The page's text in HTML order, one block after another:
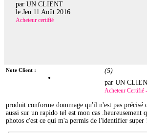
par UN CLIENT
le Jeu 11 Août 2016
Acheteur certifié
Note Client : (5)
par UN
Acheteur Certifié
produit conforme dommage qu'il n'est pas précisé
aussi sur un rapido tel est mon cas .heureusement
photos c'est ce qui m'a permis de l'identifier super !